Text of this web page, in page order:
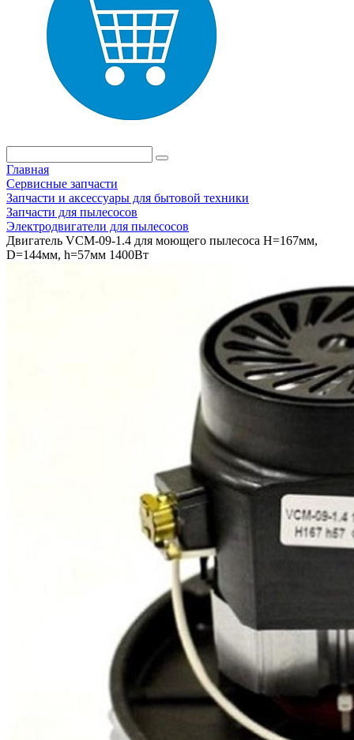
Главная
Сервисные запчасти
Запчасти и аксессуары для бытовой техники
Запчасти для пылесосов
Электродвигатели для пылесосов
Двигатель VCM-09-1.4 для моющего пылесоса H=167мм,
D=144мм, h=57мм 1400Вт